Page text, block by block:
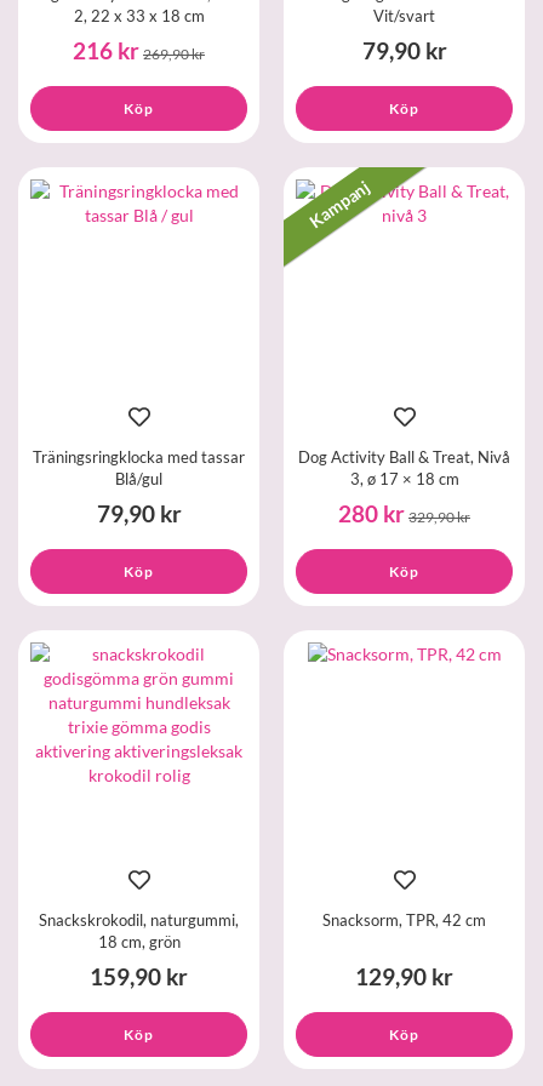
2, 22 x 33 x 18 cm
216 kr 269,90 kr
Köp
Vit/svart
79,90 kr
Köp
Träningsringklocka med tassar
Blå/gul
79,90 kr
Köp
Kampanj
Dog Activity Ball & Treat, Nivå
3, ø 17 × 18 cm
280 kr 329,90 kr
Köp
Snackskrokodil, naturgummi,
18 cm, grön
159,90 kr
Köp
Snacksorm, TPR, 42 cm
129,90 kr
Köp